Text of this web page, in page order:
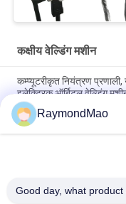
कक्षीय वेल्डिंग मशीन
कम्प्यूटरीकृत नियंत्रण
इलेक्ट्रिक ऑर्बिटल वेल्डिंग
औद्योगिक पाइप वेल्डिंग के लिए
उच्च परिशुद्धता कक्षीय वेल्डिंग
पाइप से पाइप वेल्डिंग के लिए
RaymondMao
Good day, what